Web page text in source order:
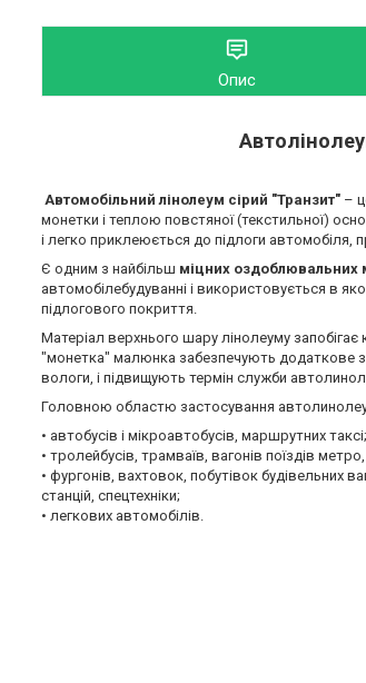
Опис
Автомобільний лінолеум сірий "Транзит" –
монетки і теплою повстяної (текстильної)
і легко приклеюється до підлоги автомобіля,
Є одним з найбільш міцних оздоблювальних
автомобілебудуванні і використовується в
підлогового покриття.
Матеріал верхнього шару лінолеуму
"монетка" малюнка забезпечують додаткове
вологи, і підвищують термін служби
Головною областю застосування
• автобусів і мікроавтобусів, маршрутних таксі;
• тролейбусів, трамваїв, вагонів поїздів
• фургонів, вахтовок, побутівок будівельних
станцій, спецтехніки;
• легкових автомобілів.